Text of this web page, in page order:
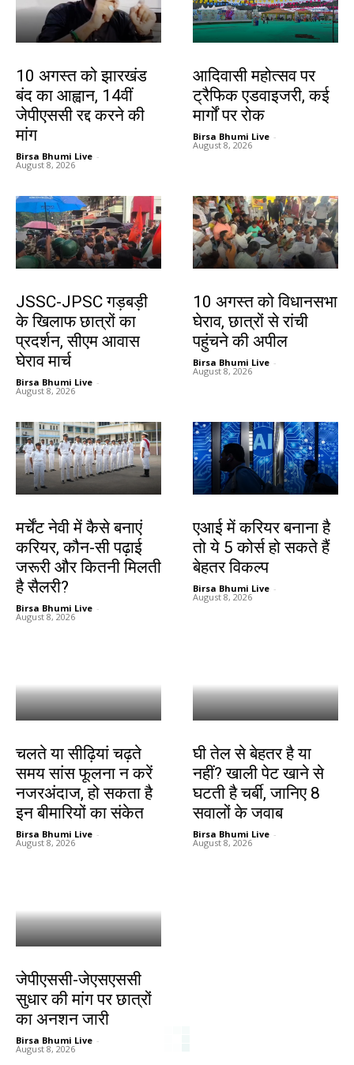
10 अगस्त को झारखंड
बंद का आह्वान, 14वीं
जेपीएससी रद्द करने की
मांग
Birsa Bhumi Live -
August 8, 2026
आदिवासी महोत्सव पर
ट्रैफिक एडवाइजरी, कई
मार्गों पर रोक
Birsa Bhumi Live -
August 8, 2026
JSSC-JPSC गड़बड़ी
के खिलाफ छात्रों का
प्रदर्शन, सीएम आवास
घेराव मार्च
Birsa Bhumi Live -
August 8, 2026
10 अगस्त को विधानसभा
घेराव, छात्रों से रांची
पहुंचने की अपील
Birsa Bhumi Live -
August 8, 2026
मर्चेंट नेवी में कैसे बनाएं
करियर, कौन-सी पढ़ाई
जरूरी और कितनी मिलती
है सैलरी?
Birsa Bhumi Live -
August 8, 2026
एआई में करियर बनाना है
तो ये 5 कोर्स हो सकते हैं
बेहतर विकल्प
Birsa Bhumi Live -
August 8, 2026
चलते या सीढ़ियां चढ़ते
समय सांस फूलना न करें
नजरअंदाज, हो सकता है
इन बीमारियों का संकेत
Birsa Bhumi Live -
August 8, 2026
घी तेल से बेहतर है या
नहीं? खाली पेट खाने से
घटती है चर्बी, जानिए 8
सवालों के जवाब
Birsa Bhumi Live -
August 8, 2026
जेपीएससी-जेएसएससी
सुधार की मांग पर छात्रों
का अनशन जारी
Birsa Bhumi Live -
August 8, 2026